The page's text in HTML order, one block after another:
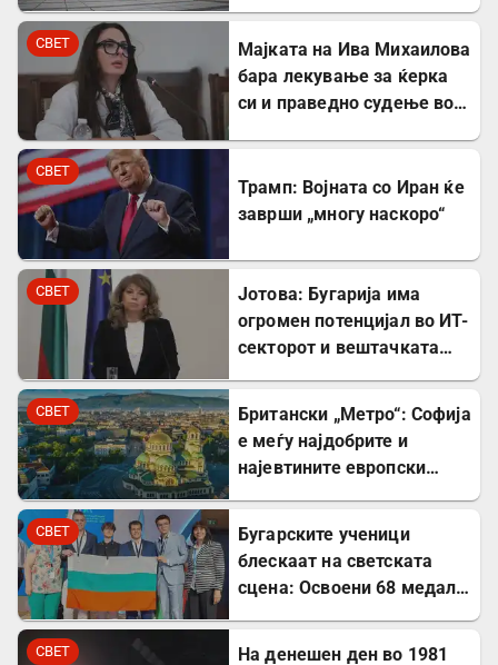
СВЕТ
Мајката на Ива Михаилова
бара лекување за ќерка
си и праведно судење во
СВЕТ
Трамп: Војната со Иран ќе
заврши „многу наскоро“
СВЕТ
Јотова: Бугарија има
огромен потенцијал во ИТ-
секторот и вештачката
СВЕТ
Британски „Метро“: Софија
е меѓу најдобрите и
најевтините европски
СВЕТ
Бугарските ученици
блескаат на светската
сцена: Освоени 68 медали
СВЕТ
На денешен ден во 1981